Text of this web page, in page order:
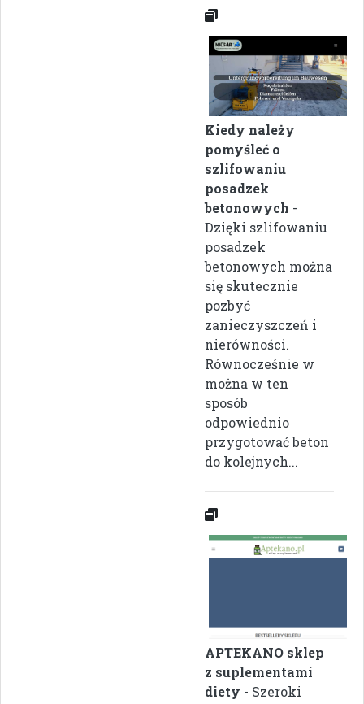
Kiedy należy
pomyśleć o
szlifowaniu
posadzek
betonowych -
Dzięki szlifowaniu
posadzek
betonowych można
się skutecznie
pozbyć
zanieczyszczeń i
nierówności.
Równocześnie w
można w ten
sposób
odpowiednio
przygotować beton
do kolejnych...
APTEKANO sklep
z suplementami
diety - Szeroki